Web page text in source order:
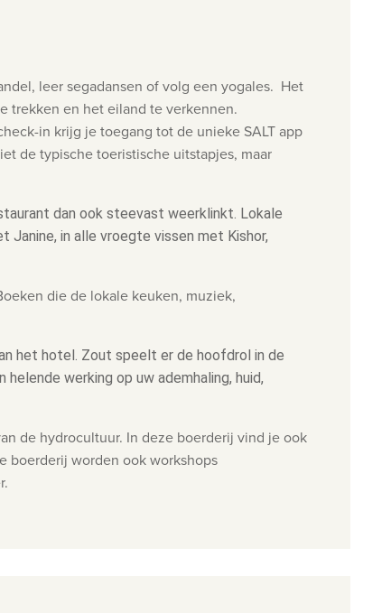
leer segadansen of volg een yogales. Het
trekken en het eiland te verkennen.
in krijg je toegang tot de unieke SALT app
de typische toeristische uitstapjes, maar
dan ook steevast weerklinkt. Lokale
Janine, in alle vroegte vissen met Kishor,
die de lokale keuken, muziek,
het hotel. Zout speelt er de hoofdrol in de
werking op uw ademhaling, huid,
de hydrocultuur. In deze boerderij vind je ook
boerderij worden ook workshops